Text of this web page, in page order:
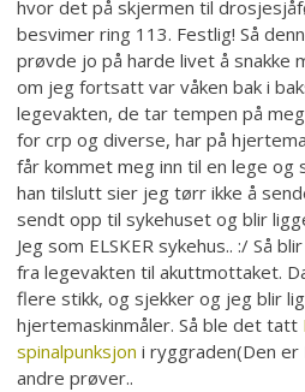
hvor det på skjermen til
besvimer ring 113. Festlig! Så
prøvde jo på harde livet å snakke
om jeg fortsatt var våken bak i
legevakten, de tar tempen på
for crp og diverse, har på
får kommet meg inn til en lege og
han tilslutt sier jeg tørr ikke å
sendt opp til sykehuset og blir
Jeg som ELSKER sykehus.. :/ Så
fra legevakten til akuttmottaket.
flere stikk, og sjekker og jeg blir
hjertemaskinmåler. Så ble det tatt
spinalpunksjon i ryggraden(Den er
andre prøver..